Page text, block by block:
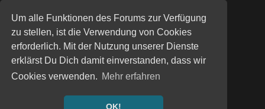
Um alle Funktionen des Forums zur Verfügung
zu stellen, ist die Verwendung von Cookies
erforderlich. Mit der Nutzung unserer Dienste
erklärst Du Dich damit einverstanden, dass wir
Cookies verwenden. Mehr erfahren
OK!